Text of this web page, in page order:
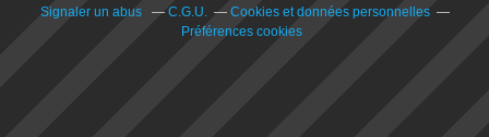
Signaler un abus C.G.U.
Cookies et données personnelles
Préférences cookies